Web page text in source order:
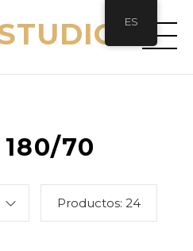
180/70
Productos: 24
ES